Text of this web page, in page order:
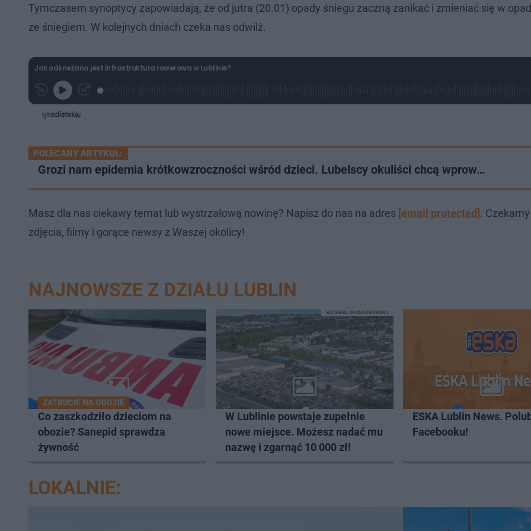
Tymczasem synoptycy zapowiadają, że od jutra (20.01) opady śniegu zaczną zanikać i zmieniać się w
ze śniegiem. W kolejnych dniach czeka nas odwilż.
Jak odśneżana jest infrastruktura rowerowa w Lublinie?
G
r
a
j
P
z
e
w
1
0
s
d
u
z
1
0
s
d
o
d
u
a
2
4
POLECANY ARTYKUŁ:
Grozi nam epidemia krótkowzroczności wśród dzieci. Lubelscy okuliści chcą wprow…
Masz dla nas ciekawy temat lub wystrzałową nowinę? Napisz do nas na adres [email protected] .
zdjęcia, filmy i gorące newsy z Waszej okolicy!
NAJNOWSZE Z DZIAŁU LUBLIN
ZATRUCIE NA OBOZIE
Co zaszkodziło dzieciom na
obozie? Sanepid sprawdza
żywność
W Lublinie powstaje zupełnie
nowe miejsce. Możesz nadać mu
nazwę i zgarnąć 10 000 zł!
MATERIAŁ SPONSOROWANY
ESKA Lublin News.
Facebooku!
LOKALNIE: